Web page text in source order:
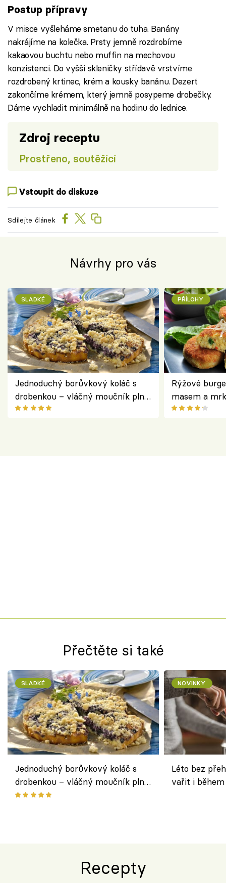
Postup přípravy
V misce vyšleháme smetanu do tuha. Banány
nakrájíme na kolečka. Prsty jemně rozdrobíme
kakaovou buchtu nebo muffin na mechovou
konzistenci. Do vyšší skleničky střídavě vrstvíme
rozdrobený krtinec, krém a kousky banánu. Dezert
zakončíme krémem, který jemně posypeme drobečky.
Dáme vychladit minimálně na hodinu do lednice.
Zdroj receptu
Prostřeno, soutěžící
Vstoupit do diskuze
Sdílejte článek
Návrhy pro vás
SLADKÉ
Jednoduchý borůvkový koláč s
drobenkou – vláčný moučník plný
ovoce
PŘÍLOHY
Rýžové
masem a
salátem –
Přečtěte si také
SLADKÉ
Jednoduchý borůvkový koláč s
drobenkou – vláčný moučník plný
ovoce
NOVINKY
Léto bez
vařit i
Recepty